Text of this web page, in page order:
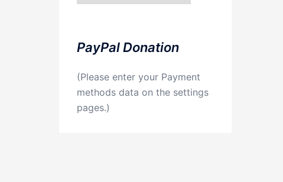
PayPal Donation
(Please enter your Payment
methods data on the settings
pages.)